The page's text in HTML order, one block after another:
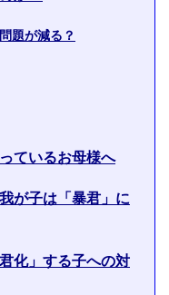
題が減る？
ているお母様へ
が子は「暴君」に
化」する子への対